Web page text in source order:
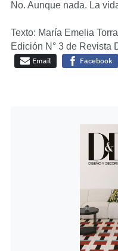
No. Aunque nada. La
Texto: María Emelia
Edición N° 3 de Revista
Email Facebook